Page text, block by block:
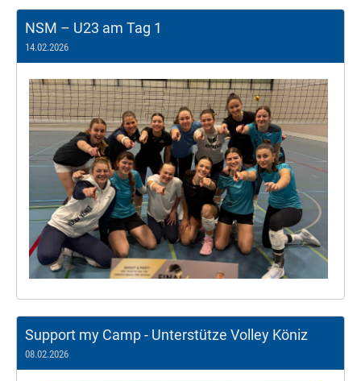
NSM – U23 am Tag 1
14.02.2026
Support my Camp - Unterstütze Volley Köniz
08.02.2026